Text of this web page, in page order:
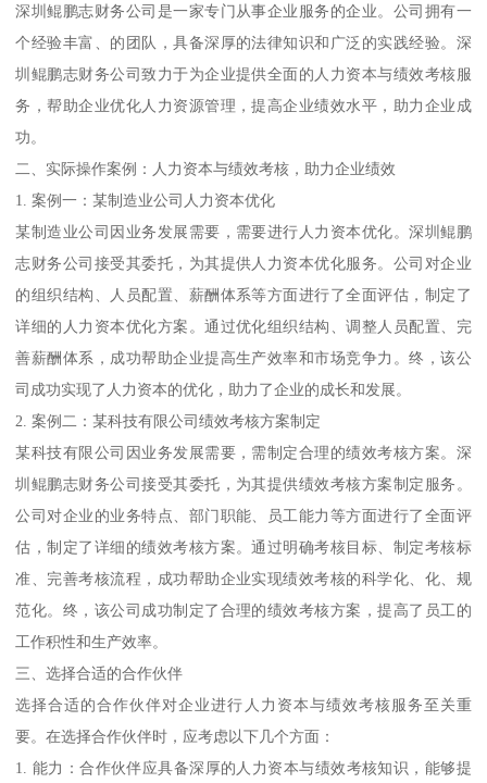
深圳鲲鹏志财务公司是一家专门从事企业服务的企业。公司拥有一
个经验丰富、的团队，具备深厚的法律知识和广泛的实践经验。深
圳鲲鹏志财务公司致力于为企业提供全面的人力资本与绩效考核服
务，帮助企业优化人力资源管理，提高企业绩效水平，助力企业成
功。
二、实际操作案例：人力资本与绩效考核，助力企业绩效
1. 案例一：某制造业公司人力资本优化
某制造业公司因业务发展需要，需要进行人力资本优化。深圳鲲鹏
志财务公司接受其委托，为其提供人力资本优化服务。公司对企业
的组织结构、人员配置、薪酬体系等方面进行了全面评估，制定了
详细的人力资本优化方案。通过优化组织结构、调整人员配置、完
善薪酬体系，成功帮助企业提高生产效率和市场竞争力。终，该公
司成功实现了人力资本的优化，助力了企业的成长和发展。
2. 案例二：某科技有限公司绩效考核方案制定
某科技有限公司因业务发展需要，需制定合理的绩效考核方案。深
圳鲲鹏志财务公司接受其委托，为其提供绩效考核方案制定服务。
公司对企业的业务特点、部门职能、员工能力等方面进行了全面评
估，制定了详细的绩效考核方案。通过明确考核目标、制定考核标
准、完善考核流程，成功帮助企业实现绩效考核的科学化、化、规
范化。终，该公司成功制定了合理的绩效考核方案，提高了员工的
工作积性和生产效率。
三、选择合适的合作伙伴
选择合适的合作伙伴对企业进行人力资本与绩效考核服务至关重
要。在选择合作伙伴时，应考虑以下几个方面：
1. 能力：合作伙伴应具备深厚的人力资本与绩效考核知识，能够提